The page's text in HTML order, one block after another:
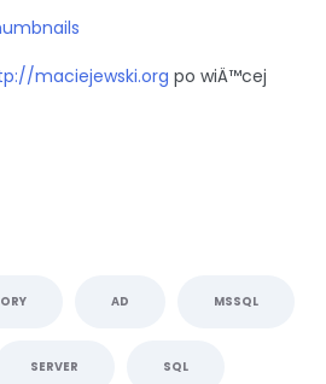
maciejewski.org po wiÄ™cej
AD MSSQL
SERVER SQL